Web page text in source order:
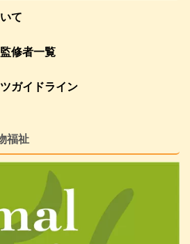
て
修者一覧
ガイドライン
福祉